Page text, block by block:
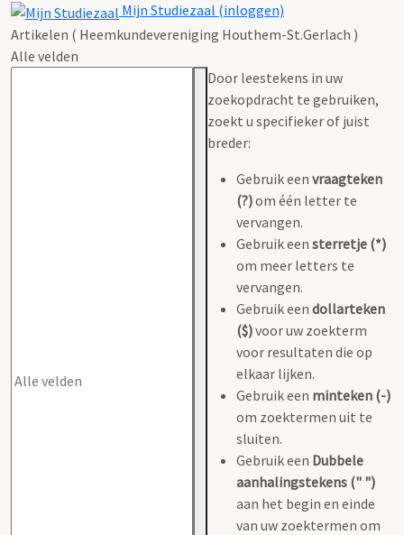
Mijn Studiezaal (inloggen)
Artikelen ( Heemkundevereniging Houthem-St.Gerlach )
Alle velden
Door leestekens in uw
zoekopdracht te gebruiken,
zoekt u specifieker of juist
breder:
Gebruik een vraagteken
(?)om één letter te
vervangen.
Gebruik een sterretje (*)
om meer letters te
vervangen.
Gebruik een dollarteken
($)voor uw zoekterm
voor resultaten die op
elkaar lijken.
Gebruik een minteken (-)
om zoektermen uit te
sluiten.
Gebruik een Dubbele
aanhalingstekens (" ")
aan het begin en einde
van uw zoektermen om